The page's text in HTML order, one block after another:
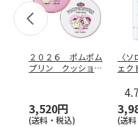
２０２６ ポムポム
プリン クッション
3,520円
(送料・税込)
〈
ェ
4.7
(送